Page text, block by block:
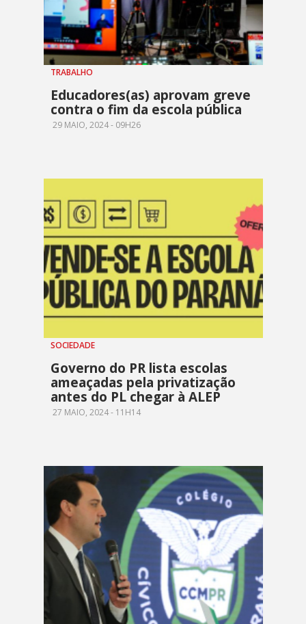
TRABALHO
Educadores(as) aprovam greve
contra o fim da escola pública
29 MAIO, 2024 - 09H26
SOCIEDADE
Governo do PR lista escolas
ameaçadas pela privatização
antes do PL chegar à ALEP
27 MAIO, 2024 - 11H14